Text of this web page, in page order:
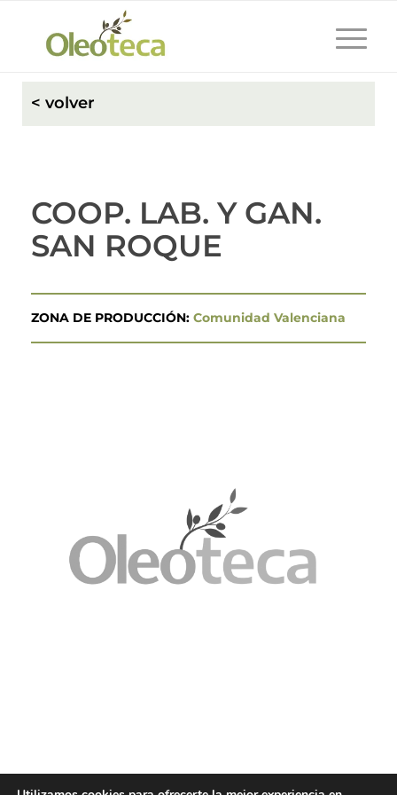
< volver
COOP. LAB. Y GAN.
SAN ROQUE
ZONA DE PRODUCCIÓN: Comunidad Valenciana